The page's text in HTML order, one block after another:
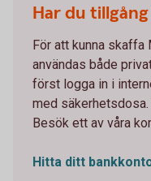
Har du
För att kunna skaffa
användas både
först logga in i
med
Besök ett av våra
Hitta ditt